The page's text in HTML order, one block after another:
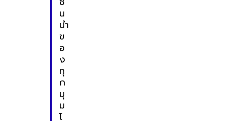
น
นำ
ข
อ
ง
ทุ
ก
มุ
ม
โ